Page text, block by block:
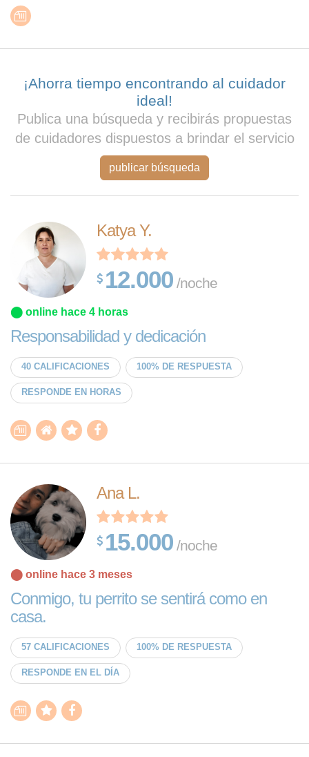
¡Ahorra tiempo encontrando al cuidador
ideal!
Publica una búsqueda y recibirás propuestas
de cuidadores dispuestos a brindar el servicio
publicar búsqueda
Katya Y.
12.000 /noche
⬤ online hace 4 horas
Responsabilidad y dedicación
40 CALIFICACIONES 100% DE RESPUESTA
RESPONDE EN HORAS
Ana L.
15.000 /noche
⬤ online hace 3 meses
Conmigo, tu perrito se sentirá como en
casa.
57 CALIFICACIONES 100% DE RESPUESTA
RESPONDE EN EL DÍA